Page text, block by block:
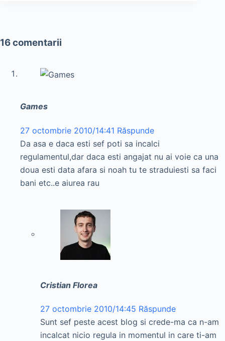
16 comentarii
Games
27 octombrie 2010/14:41 Răspunde
Da asa e daca esti sef poti sa incalci
regulamentul,dar daca esti angajat nu ai voie ca una
doua esti data afara si noah tu te straduiesti sa faci
bani etc..e aiurea rau
Cristian Florea
27 octombrie 2010/14:45 Răspunde
Sunt sef peste acest blog si crede-ma ca n-am
incalcat nicio regula in momentul in care ti-am